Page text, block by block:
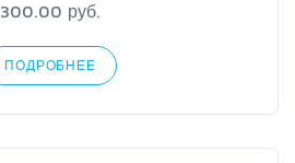
300.00 руб.
ПОДРОБНЕЕ